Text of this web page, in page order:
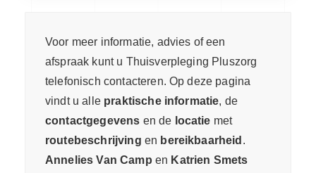
Voor meer informatie, advies of een
afspraak kunt u Thuisverpleging Pluszorg
telefonisch contacteren. Op deze pagina
vindt u alle praktische informatie, de
contactgegevens en de locatie met
routebeschrijving en bereikbaarheid .
Annelies Van Camp en Katrien Smets